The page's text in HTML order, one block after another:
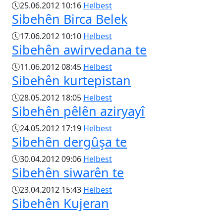
25.06.2012 10:16 Helbest
Sibehên Birca Belek
17.06.2012 10:10 Helbest
Sibehên awirvedana te
11.06.2012 08:45 Helbest
Sibehên kurtepistan
28.05.2012 18:05 Helbest
Sibehên pêlên aziryayî
24.05.2012 17:19 Helbest
Sibehên dergûşa te
30.04.2012 09:06 Helbest
Sibehên siwarên te
23.04.2012 15:43 Helbest
Sibehên Kujeran